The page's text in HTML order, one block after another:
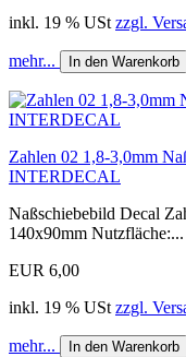
inkl. 19 % USt zzgl.
mehr... In den Warenkorb
Zahlen 02 1,8-3,0mm
INTERDECAL
Naßschiebebild Decal
140x90mm Nutzfläche:...
EUR 6,00
inkl. 19 % USt zzgl.
mehr... In den Warenkorb